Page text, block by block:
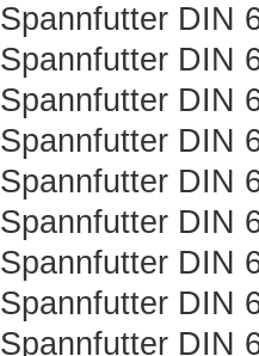
Spannfutter DIN
Spannfutter DIN
Spannfutter DIN
Spannfutter DIN
Spannfutter DIN
Spannfutter DIN
Spannfutter DIN
Spannfutter DIN
Spannfutter DIN